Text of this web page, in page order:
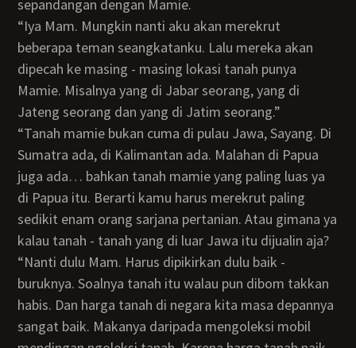
sepandangan dengan Mamie.
“Iya Mam. Mungkin nanti aku akan merekrut
beberapa teman seangkatanku. Lalu mereka akan
dipecah ke masing - masing lokasi tanah punya
Mamie. Misalnya yang di Jabar seorang, yang di
Jateng seorang dan yang di Jatim seorang.”
“Tanah mamie bukan cuma di pulau Jawa, Sayang. Di
Sumatra ada, di Kalimantan ada. Malahan di Papua
juga ada… bahkan tanah mamie yang paling luas ya
di Papua itu. Berarti kamu harus merekrut paling
sedikit enam orang sarjana pertanian. Atau gimana ya
kalau tanah - tanah yang di luar Jawa itu dijualin aja?
“Nanti dulu Mam. Harus dipikirkan dulu baik -
buruknya. Soalnya tanah itu walau pun dibom takkan
habis. Dan harga tanah di negara kita masa depannya
sangat baik. Makanya daripada mengoleksi mobil